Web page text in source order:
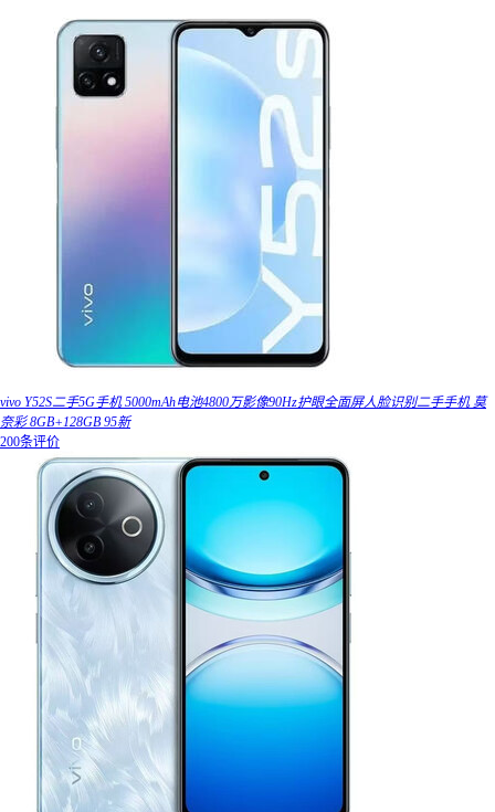
vivo Y52S二手5G手机 5000mAh电池4800万影像90Hz护眼全面屏人脸识别二手手机 莫
奈彩 8GB+128GB 95新
200条评价